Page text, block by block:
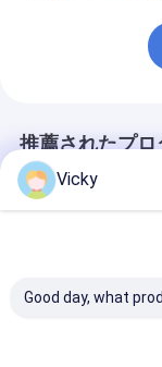
推薦されたプロ
Vicky
Good day, what